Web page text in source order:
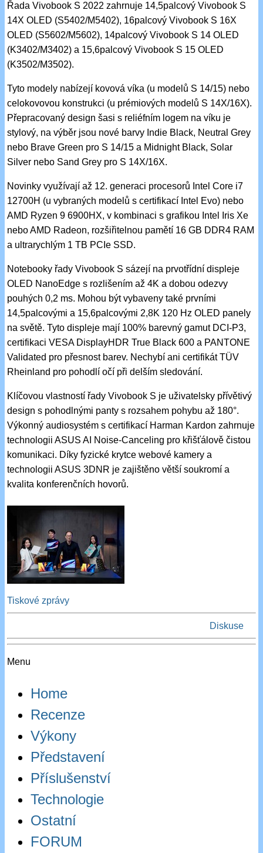
Řada Vivobook S 2022 zahrnuje 14,5palcový Vivobook S
14X OLED (S5402/M5402), 16palcový Vivobook S 16X
OLED (S5602/M5602), 14palcový Vivobook S 14 OLED
(K3402/M3402) a 15,6palcový Vivobook S 15 OLED
(K3502/M3502).
Tyto modely nabízejí kovová víka (u modelů S 14/15) nebo
celokovovou konstrukci (u prémiových modelů S 14X/16X).
Přepracovaný design šasi s reliéfním logem na víku je
stylový, na výběr jsou nové barvy Indie Black, Neutral Grey
nebo Brave Green pro S 14/15 a Midnight Black, Solar
Silver nebo Sand Grey pro S 14X/16X.
Novinky využívají až 12. generaci procesorů Intel Core i7
12700H (u vybraných modelů s certifikací Intel Evo) nebo
AMD Ryzen 9 6900HX, v kombinaci s grafikou Intel Iris Xe
nebo AMD Radeon, rozšiřitelnou pamětí 16 GB DDR4 RAM
a ultrarychlým 1 TB PCIe SSD.
Notebooky řady Vivobook S sázejí na prvotřídní displeje
OLED NanoEdge s rozlišením až 4K a dobou odezvy
pouhých 0,2 ms. Mohou být vybaveny také prvními
14,5palcovými a 15,6palcovými 2,8K 120 Hz OLED panely
na světě. Tyto displeje mají 100% barevný gamut DCI-P3,
certifikaci VESA DisplayHDR True Black 600 a PANTONE
Validated pro přesnost barev. Nechybí ani certifikát TÜV
Rheinland pro pohodlí očí při delším sledování.
Klíčovou vlastností řady Vivobook S je uživatelsky přívětivý
design s pohodlnými panty s rozsahem pohybu až 180°.
Výkonný audiosystém s certifikací Harman Kardon zahrnuje
technologii ASUS AI Noise-Canceling pro křišťálově čistou
komunikaci. Díky fyzické krytce webové kamery a
technologii ASUS 3DNR je zajištěno větší soukromí a
kvalita konferenčních hovorů.
Tiskové zprávy
Diskuse
Menu
Home
Recenze
Výkony
Představení
Příslušenství
Technologie
Ostatní
FORUM